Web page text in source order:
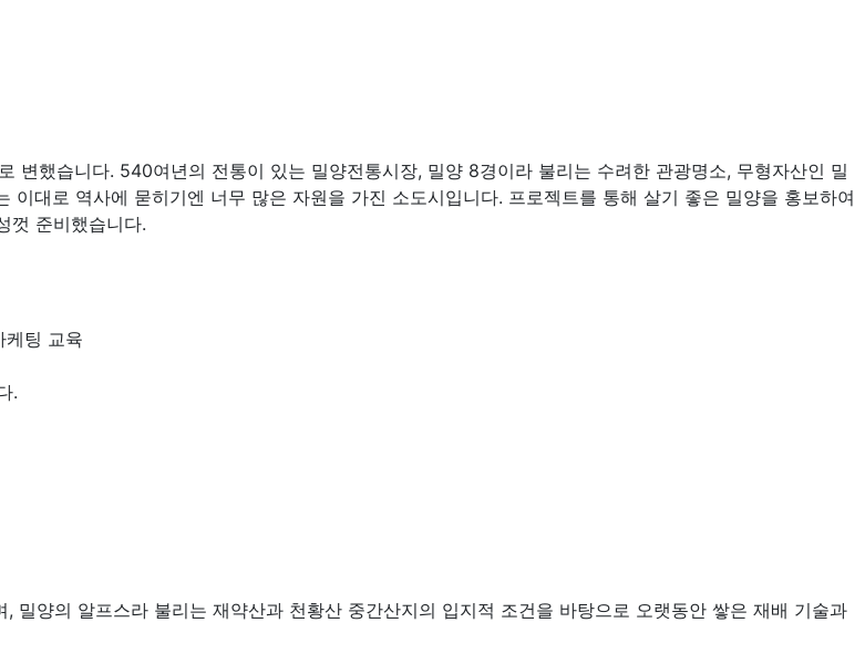
변했습니다. 540여년의 전통이 있는 밀양전통시장, 밀양 8경이라 불리는 수려한 관광명소, 무형자산인 밀
대로 역사에 묻히기엔 너무 많은 자원을 가진 소도시입니다. 프로젝트를 통해 살기 좋은 밀양을 홍보하여
껏 준비했습니다.
케팅 교육
.
밀양의 알프스라 불리는 재약산과 천황산 중간산지의 입지적 조건을 바탕으로 오랫동안 쌓은 재배 기술과